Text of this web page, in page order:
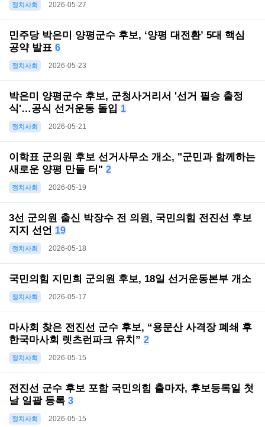
정치사회 2026-05-27
민주당 박은미 양평군수 후보, ‘양평 대전환’ 5대 핵심
공약 발표 6
정치사회 2026-05-23
박은미 양평군수 후보, 군청사거리서 '선거 필승 출정
식'…공식 선거운동 돌입 1
정치사회 2026-05-21
이학표 군의원 후보 선거사무소 개소, "군민과 함께하는
새로운 양평 만들 터" 2
정치사회 2026-05-19
3선 군의원 출신 박장수 전 의원, 국민의힘 전진선 후보
지지 선언 19
정치사회 2026-05-18
국민의힘 지민희 군의원 후보, 18일 선거운동본부 개소
정치사회 2026-05-17
마사회 찾은 전진선 군수 후보, “용문산 사격장 폐쇄 후
한국마사회 렛츠런파크 유치” 2
정치사회 2026-05-15
전진선 군수 후보 포함 국민의힘 출마자, 후보등록일 첫
날 일괄 등록 3
정치사회 2026-05-15